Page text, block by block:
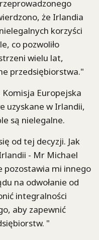
że Irlandia
korzyści
co pozwoliło
wielu lat,
przedsiębiorstwa."
Europejska
uzyskane w Irlandii,
są nielegalne.
od tej decyzji. Jak
- Mr Michael
pozostawia mi innego
na odwołanie od
integralności
aby zapewnić
"